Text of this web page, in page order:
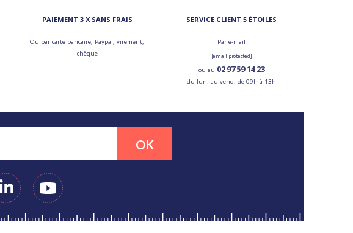
PAIEMENT 3 X SANS FRAIS
Ou par carte bancaire, Paypal, virement,
chèque
SERVICE CLIENT 5 ÉTOILES
Par e-mail
[email protected]
ou au 02 97 59 14 23
du lun. au vend. de 09h à 13h
OK